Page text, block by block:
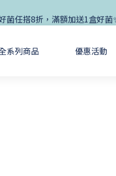
送1盒益生菌，滿額再享免運
菌任搭8折，滿額加送1盒好菌✨
系列商品 優惠活動